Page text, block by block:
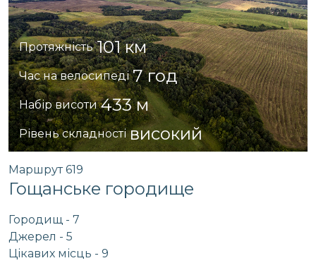
Протяжність 101 км
Час на велосипеді 7 год
Набір висоти 433 м
Рівень складності високий
Маршрут 619
Гощанське городище
Городищ - 7
Джерел - 5
Цікавих місць - 9